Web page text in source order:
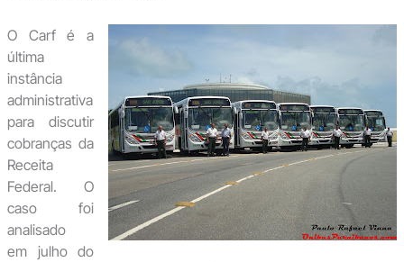
O Carf é a
última
instância
administrativa
para discutir
cobranças da
Receita
Federal. O
caso foi
analisado
em julho do